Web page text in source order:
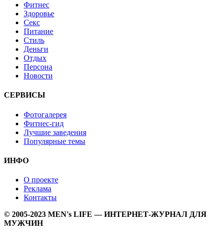
Фитнес
Здоровье
Секс
Питание
Стиль
Деньги
Отдых
Персона
Новости
СЕРВИСЫ
Фотогалерея
Фитнес-гид
Лучшие заведения
Популярные темы
ИНФО
О проекте
Реклама
Контакты
© 2005-2023 MEN's LIFE — ИНТЕРНЕТ-ЖУРНАЛ ДЛЯ
МУЖЧИН